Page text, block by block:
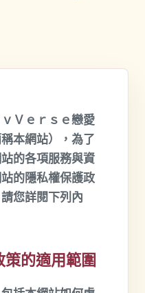
Ｖｅｒｓｅ戀愛
本網站），為了
的各項服務與資
的隱私權保護政
您詳閱下列內
的適用範圍